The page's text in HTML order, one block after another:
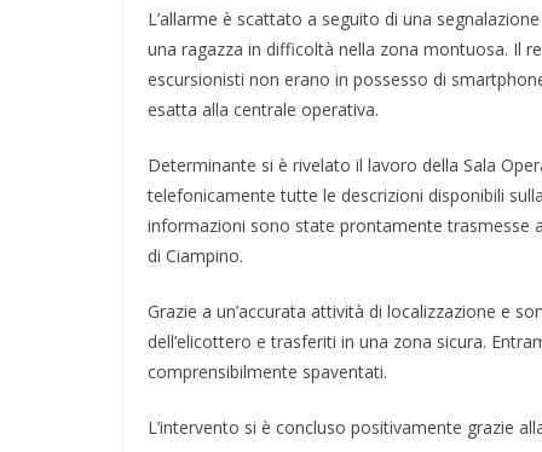
L’allarme è scattato a seguito di una
una ragazza in difficoltà nella zona montuosa. Il
escursionisti non erano in possesso di
esatta alla centrale operativa.
Determinante si è rivelato il lavoro della Sala
telefonicamente tutte le descrizioni disponibili
informazioni sono state prontamente trasmesse
di Ciampino.
Grazie a un’accurata attività di localizzazione e
dell’elicottero e trasferiti in una zona sicura.
comprensibilmente spaventati.
L’intervento si è concluso positivamente grazie